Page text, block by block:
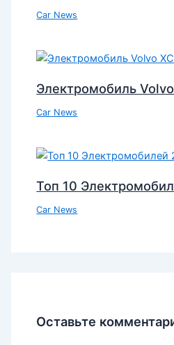
Car News
Электромобиль
Car News
Топ 10
Car News
Оставьте